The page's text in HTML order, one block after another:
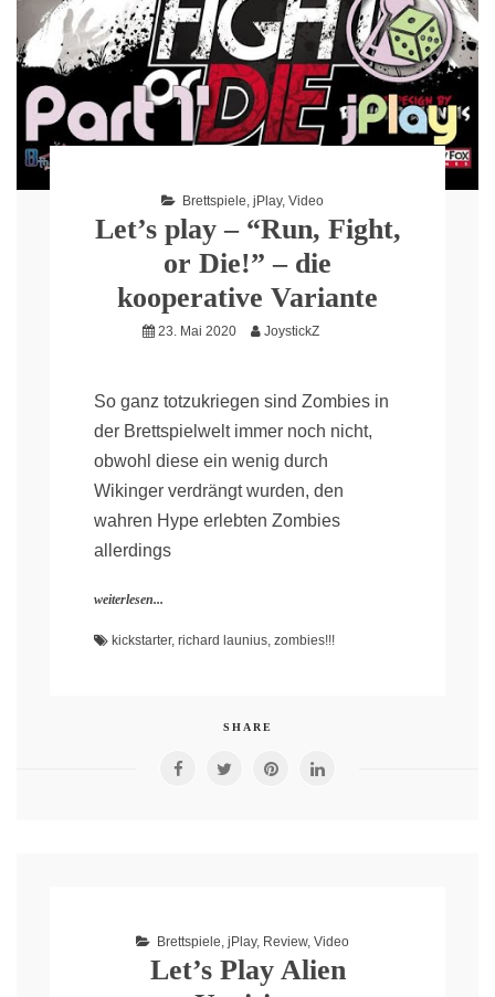
Brettspiele jPlay, Video
Let’s play – “Run, Fight,
or Die!” – die
kooperative Variante
23. Mai 2020 JoystickZ
So ganz totzukriegen sind Zombies in
der Brettspielwelt immer noch nicht,
obwohl diese ein wenig durch
Wikinger verdrängt wurden, den
wahren Hype erlebten Zombies
allerdings
weiterlesen...
kickstarter, richard launius zombies!!!
SHARE
Brettspiele jPlay, Review, Video
Let’s Play Alien